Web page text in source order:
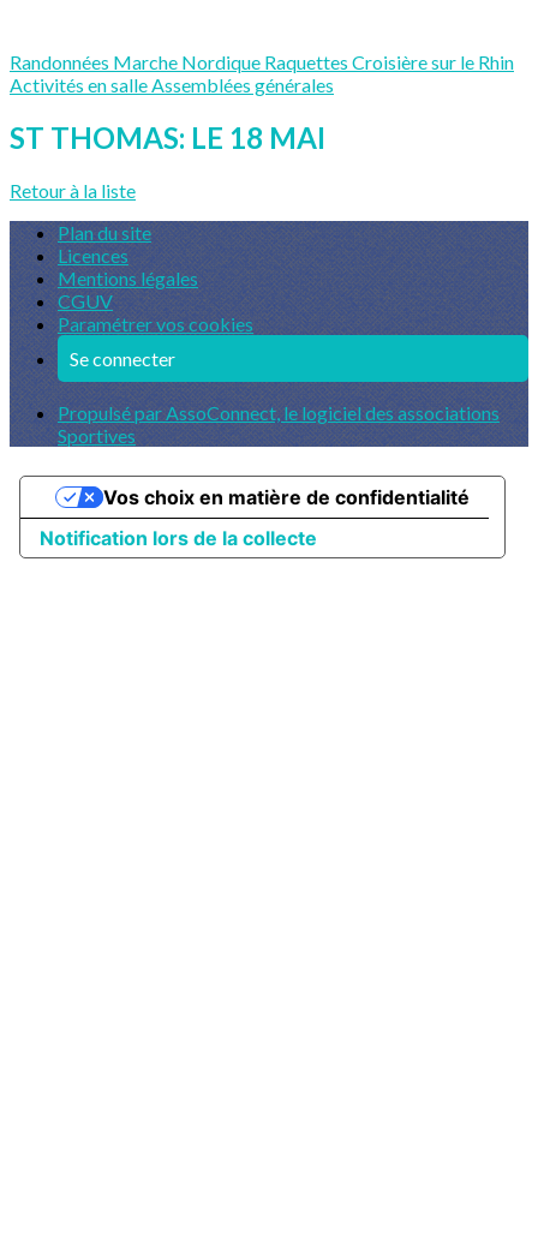
Randonnées Marche Nordique Raquettes Croisière sur le Rhin
Activités en salleAssemblées générales
ST THOMAS: LE 18 MAI
Retour à la liste
Plan du site
Licences
Mentions légales
CGUV
Paramétrer vos cookies
Se connecter
Propulsé par AssoConnect, le logiciel des associations
Sportives
Notification lors de la collecte
Vos choix en matière de confidentialité